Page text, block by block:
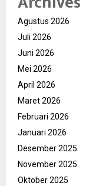
Agustus 2026
Juli 2026
Juni 2026
Mei 2026
April 2026
Maret 2026
Februari 2026
Januari 2026
Desember 2025
November 2025
Oktober 2025